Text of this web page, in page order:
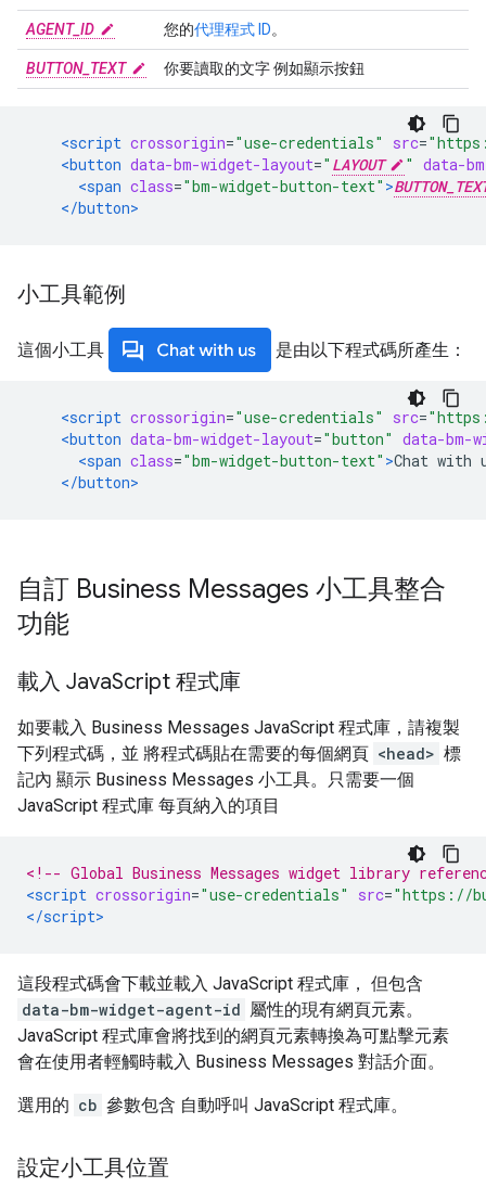
AGENT_ID 您的代理程式 ID。
BUTTON_TEXT 你要讀取的文字 例如顯示按鈕
<script crossorigin="use-credentials" src=
<button data-bm-widget-layout=" LAYOUT " data-
<span class="bm-widget-button-text" >
</button>
小工具範例
這個小工具 是由以下程式碼所產生：
<script crossorigin="use-credentials" src=
<button data-bm-widget-layout="button" data-bm-
<span class="bm-widget-button-text" >Chat with
</button>
自訂 Business Messages 小工具整合
功能
載入 JavaScript 程式庫
如要載入 Business Messages JavaScript 程式庫，請複製
下列程式碼，並 將程式碼貼在需要的每個網頁 <head> 標
記內 顯示 Business Messages 小工具。只需要一個
JavaScript 程式庫 每頁納入的項目
<!-- Global Business Messages widget library
<script crossorigin="use-credentials" src="https://
</script>
這段程式碼會下載並載入 JavaScript 程式庫， 但包含
data-bm-widget-agent-id 屬性的現有網頁元素。
JavaScript 程式庫會將找到的網頁元素轉換為可點擊元素
會在使用者輕觸時載入 Business Messages 對話介面。
選用的 cb 參數包含 自動呼叫 JavaScript 程式庫。
設定小工具位置